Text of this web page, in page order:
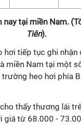
nay tại miền Nam.
Tiên).
hơi tiếp tục ghi nhận
miền Nam tại một
heo hơi phía
thấy thương lái
giá từ 68.000 -